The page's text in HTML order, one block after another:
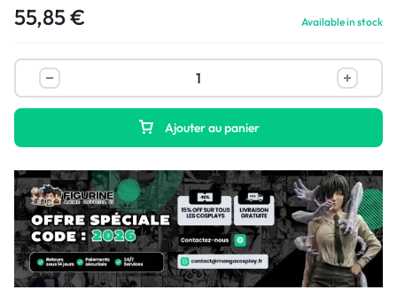
55,85€ Available in stock
Ajouter au panier